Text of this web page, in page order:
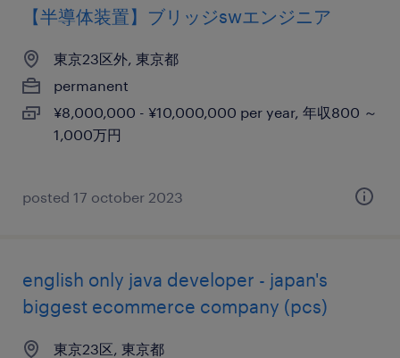
【半導体装置】ブリッジswエンジニア
東京23区外, 東京都
permanent
¥8,000,000 - ¥10,000,000 per year, 年収800 ～
1,000万円
posted 17 october 2023
english only java developer - japan's
biggest ecommerce company (pcs)
東京23区, 東京都